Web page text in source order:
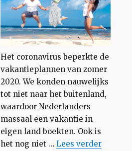
Het coronavirus beperkte de
vakantieplannen van zomer
2020. We konden nauwelijks
tot niet naar het buitenland,
waardoor Nederlanders
massaal een vakantie in
eigen land boekten. Ook is
het nog niet … Lees “Wat te doen
verder